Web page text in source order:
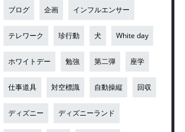
ブログ 企画 インフルエンサー
テレワーク 珍行動 犬 White day
ホワイトデー 勉強 第二弾 座学
仕事道具 対空標識 自動操縦 回収
ディズニー ディズニーランド